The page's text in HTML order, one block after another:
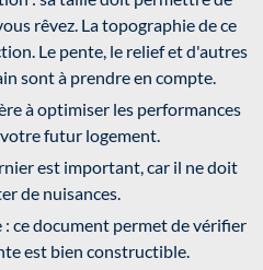
rêvez. La topographie de ce
Le pente, le relief et d'autres
sont à prendre en compte.
à optimiser les performances
futur logement.
est important, car il ne doit
de nuisances.
ce document permet de vérifier
est bien constructible.